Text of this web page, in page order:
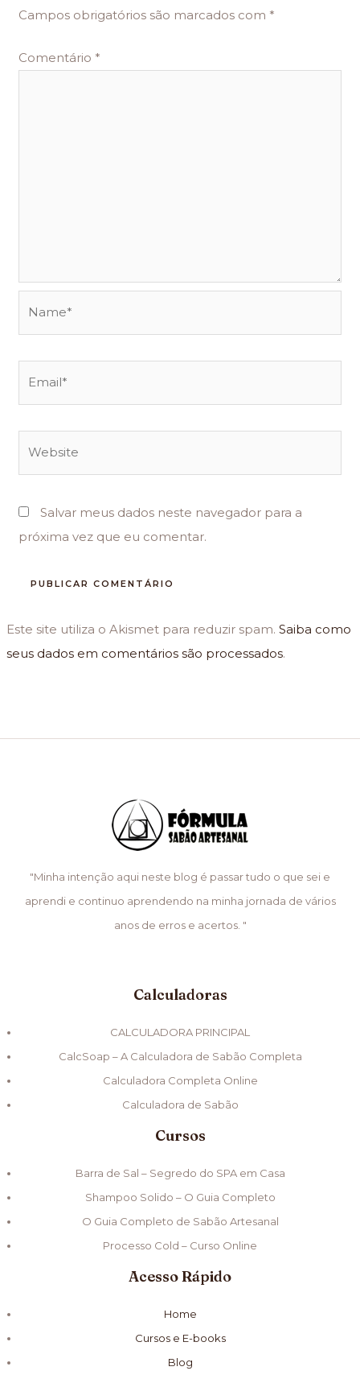
Campos obrigatórios são marcados com *
Comentário *
Salvar meus dados neste navegador para a
próxima vez que eu comentar.
Este site utiliza o Akismet para reduzir spam.Saiba como
seus dados em comentários são processados.
"Minha intenção aqui neste blog é passar tudo o que sei e
aprendi e continuo aprendendo na minha jornada de vários
anos de erros e acertos. "
Calculadoras
CALCULADORA PRINCIPAL
CalcSoap – A Calculadora de Sabão Completa
Calculadora Completa Online
Calculadora de Sabão
Cursos
Barra de Sal – Segredo do SPA em Casa
Shampoo Solido – O Guia Completo
O Guia Completo de Sabão Artesanal
Processo Cold – Curso Online
Acesso Rápido
Home
Cursos e E-books
Blog